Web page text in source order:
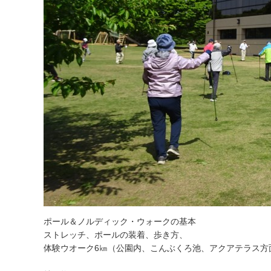
ポール＆ノルディック・ウォークの基本
ストレッチ、ポールの装着、歩き方、
体験ウオーク6㎞（公園内、こんぶくろ池、アクアテラス方